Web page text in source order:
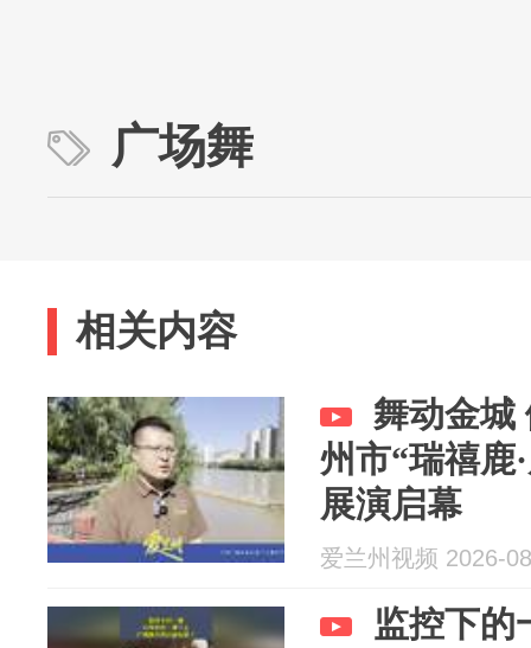
广场舞
相关内容
舞动金城
州市“瑞禧鹿
展演启幕
爱兰州视频 2026-
监控下的